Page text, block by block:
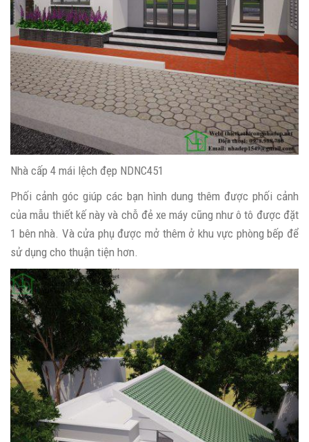
Nhà cấp 4 mái lệch đẹp NDNC451
Phối cảnh góc giúp các bạn hình dung thêm được phối cảnh
của mẫu thiết kế này và chỗ đẻ xe máy cũng như ô tô được đặt
1 bên nhà. Và cửa phụ được mở thêm ở khu vực phòng bếp để
sử dụng cho thuận tiện hơn.